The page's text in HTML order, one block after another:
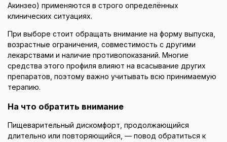
Акинзео) применяются в строго определённых
клинических ситуациях.
При выборе стоит обращать внимание на форму выпуска,
возрастные ограничения, совместимость с другими
лекарствами и наличие противопоказаний. Многие
средства этого профиля влияют на всасывание других
препаратов, поэтому важно учитывать всю принимаемую
терапию.
На что обратить внимание
Пищеварительный дискомфорт, продолжающийся
длительно или повторяющийся, — повод обратиться к